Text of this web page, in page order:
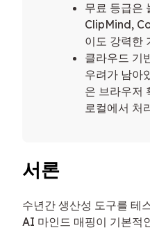
무료 등급은
ClipMind,
이도 강력한
클라우드 기
우려가 남아
은 브라우저
로컬에서 처
서론
수년간 생산성 도구를 테
AI 마인드 매핑이 기본적